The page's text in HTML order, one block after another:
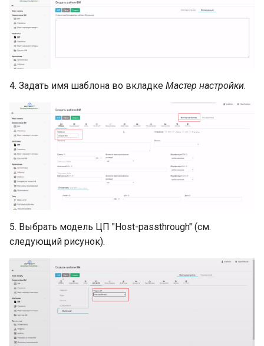
4. Задать имя шаблона во вкладке Мастер настройки.
5. Выбрать модель ЦП "Host-passthrough" (см.
следующий рисунок).